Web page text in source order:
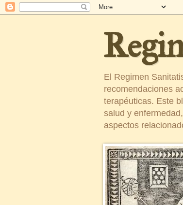
El Regimen
recomendaciones
terapéuticas. Este
salud y
aspectos